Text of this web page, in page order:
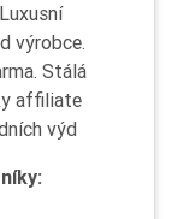
výrobce.
Stálá
affiliate
výd